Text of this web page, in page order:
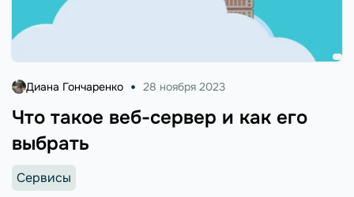
Что такое веб-сервер и как его
выбрать
Диана Гончаренко 28 ноября 2023
Сервисы